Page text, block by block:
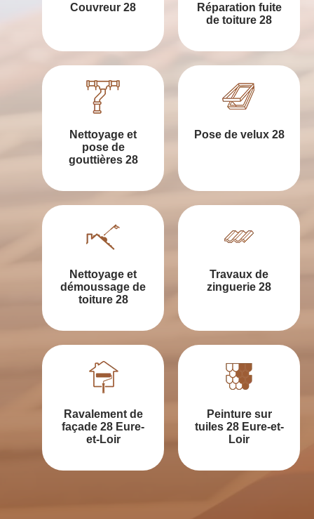
Couvreur 28
Réparation fuite
de toiture 28
Nettoyage et
pose de
gouttières 28
Pose de velux 28
Nettoyage et
démoussage de
toiture 28
Travaux de
zinguerie 28
Ravalement de
façade 28 Eure-
et-Loir
Peinture sur
tuiles 28 Eure-et-
Loir